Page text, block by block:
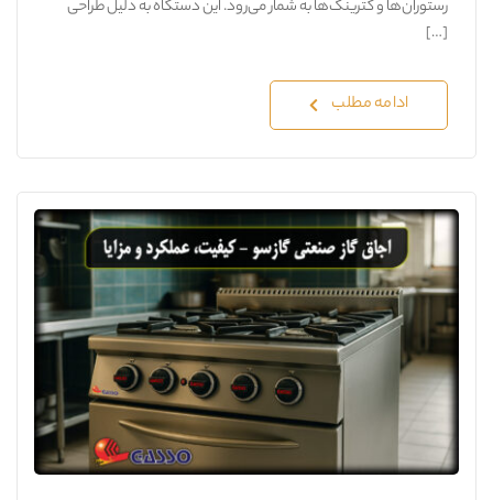
رستوران‌ها و کترینگ‌ها به شمار می‌رود. این دستگاه به دلیل طراحی
[…]
ادامه مطلب